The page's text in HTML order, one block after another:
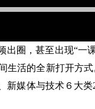
出圈，甚至出现“
生活的全新打开方
新媒体与技术６大